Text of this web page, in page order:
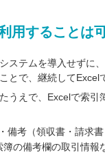
用することは
ステムを導入せずに
とで、継続してExcel
うえで、Excelで索
備考（領収書・請求
の備考欄の取引情報